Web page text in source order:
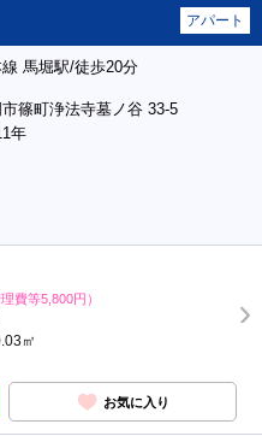
アパート
線 馬堀駅/徒歩20分
篠町浄法寺墓ノ谷 33-5
年
理費等5,800円）
㎡
お気に入り